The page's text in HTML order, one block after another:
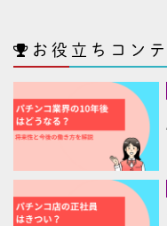
お役立ちコン